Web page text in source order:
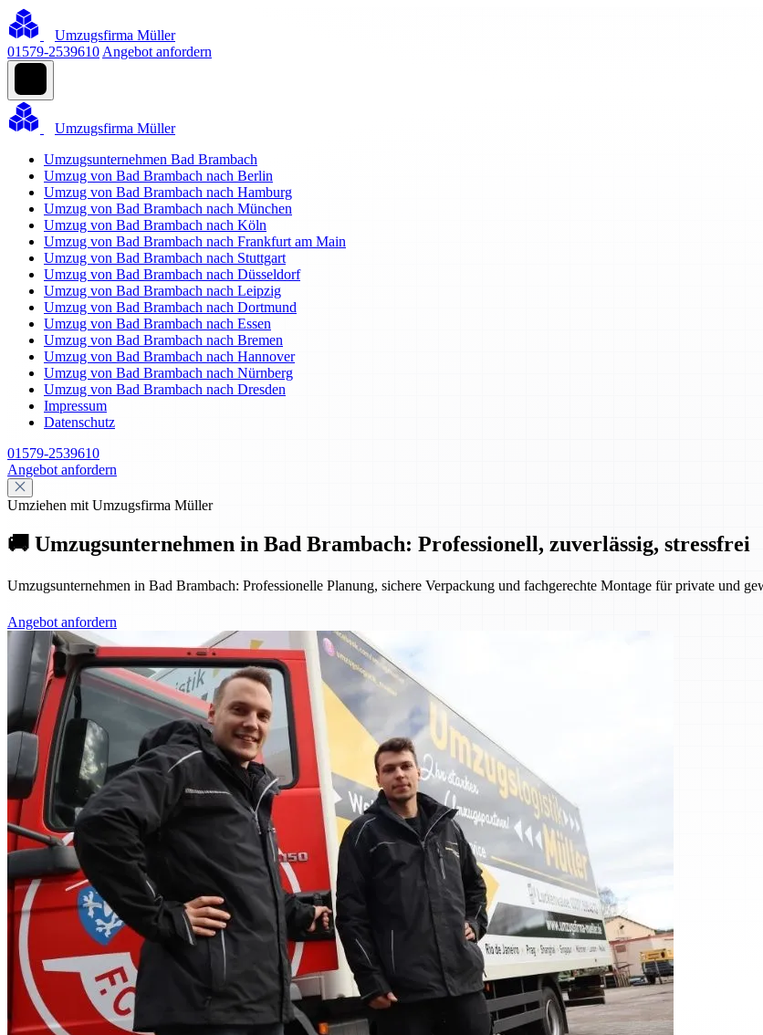
Umzugsfirma Müller
01579-2539610 Angebot anfordern
Umzugsfirma Müller
Umzugsunternehmen Bad Brambach
Umzug von Bad Brambach nach Berlin
Umzug von Bad Brambach nach Hamburg
Umzug von Bad Brambach nach München
Umzug von Bad Brambach nach Köln
Umzug von Bad Brambach nach Frankfurt am Main
Umzug von Bad Brambach nach Stuttgart
Umzug von Bad Brambach nach Düsseldorf
Umzug von Bad Brambach nach Leipzig
Umzug von Bad Brambach nach Dortmund
Umzug von Bad Brambach nach Essen
Umzug von Bad Brambach nach Bremen
Umzug von Bad Brambach nach Hannover
Umzug von Bad Brambach nach Nürnberg
Umzug von Bad Brambach nach Dresden
Impressum
Datenschutz
01579-2539610
Angebot anfordern
Umziehen mit Umzugsfirma Müller
🚚 Umzugsunternehmen in Bad Brambach: Professionell, zuverlässig, stressfrei
Umzugsunternehmen in Bad Brambach: Professionelle Planung, sichere Verpackung und fachgerechte Montage für private und
Angebot anfordern